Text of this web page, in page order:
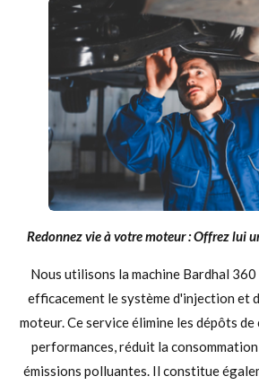
Redonnez vie à votre moteur : Offrez lui
Nous utilisons la machine Bardhal
efficacement le système d'injection et
moteur. Ce service élimine les dépôts
performances, réduit la
émissions polluantes. Il constitue